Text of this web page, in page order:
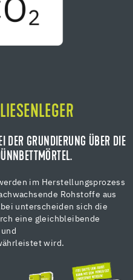
DER GRUNDIERUNG ÜBER DIE
im Herstellungsprozess
Rohstoffe aus
unterscheiden sich die
eine gleichbleibende
wird.